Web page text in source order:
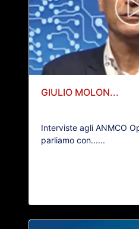
GIULIO MOLON...
Interviste agli ANMCO
parliamo con......